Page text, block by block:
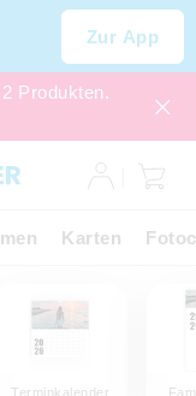
Zur App
Produkten.
Karten
Terminkalender